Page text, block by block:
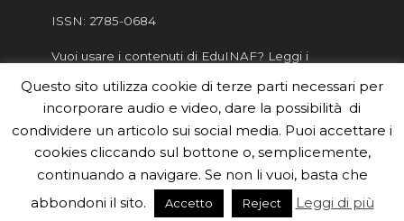
ISSN: 2785-0684
Vuoi usare i contenuti di EduINAF? Leggi i
Informativa sulla Privacy
Informatva sui Cookie
Per la rubrica de l'Astronomo risponde, per
inviarci le tue foto o i tuoi contributi, scrivici a
redazione.edu [chiocciola] inaf.it oppure
il form
Questo sito utilizza cookie di terze parti necessari per
incorporare audio e video, dare la possibilità di
condividere un articolo sui social media. Puoi accettare i
cookies cliccando sul bottone o, semplicemente,
continuando a navigare. Se non li vuoi, basta che
abbondoni il sito.
Accetto Reject Leggi di più